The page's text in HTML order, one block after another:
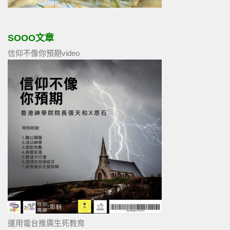
SOOO文章
信仰不像你預期video
運用電台推廣生死教育